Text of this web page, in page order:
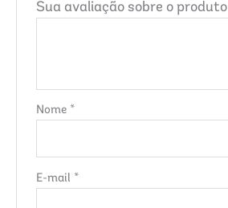
Sua avaliação sobre o produto
Nome *
E-mail *